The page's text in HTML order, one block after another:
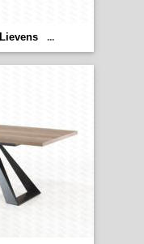
Lievens ...